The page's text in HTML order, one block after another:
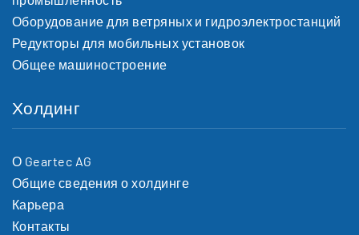
Оборудование для ветряных и гидроэлектростанций
Редукторы для мобильных установок
Общее машиностроение
Холдинг
О Geartec AG
Общие сведения о холдинге
Карьера
Контакты